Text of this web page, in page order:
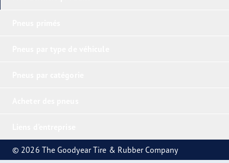
© 2026 The Goodyear Tire & Rubber Company